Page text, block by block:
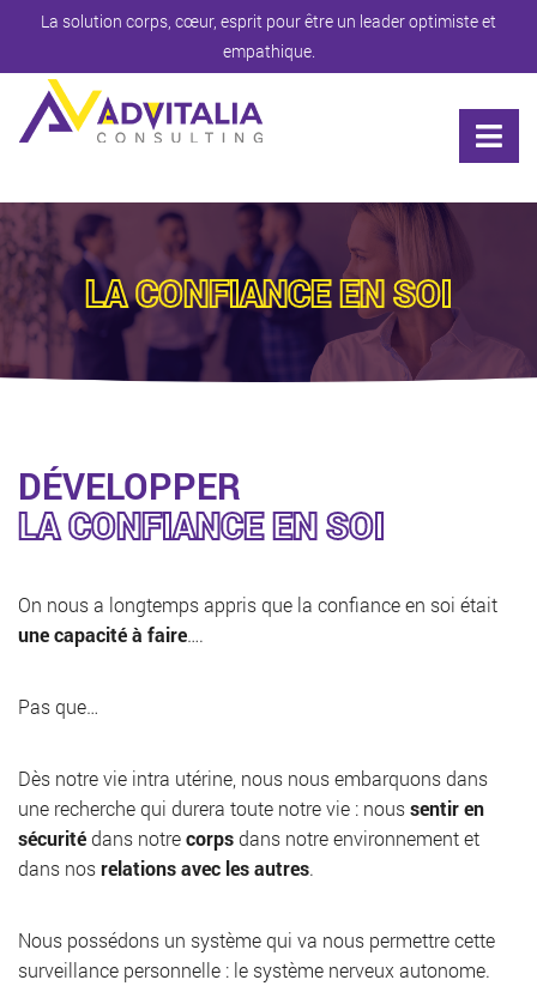
La solution corps, cœur, esprit pour être un leader optimiste et
empathique.
LA CONFIANCE EN SOI
DÉVELOPPER
LA CONFIANCE EN SOI
On nous a longtemps appris que la confiance en soi était
une capacité à faire….
Pas que…
Dès notre vie intra utérine, nous nous embarquons dans
une recherche qui durera toute notre vie : noussentir en
sécurité dans notrecorps dans notre environnement et
dans nosrelations avec les autres.
Nous possédons un système qui va nous permettre cette
surveillance personnelle : le système nerveux autonome.